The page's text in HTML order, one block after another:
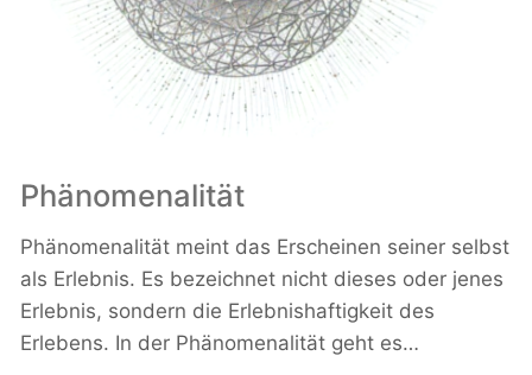
Phänomenalität
Phänomenalität meint das Erscheinen seiner selbst
als Erlebnis. Es bezeichnet nicht dieses oder jenes
Erlebnis, sondern die Erlebnishaftigkeit des
Erlebens. In der Phänomenalität geht es…